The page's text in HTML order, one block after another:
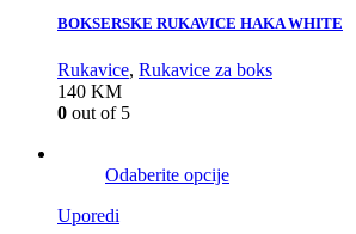
BOKSERSKE RUKAVICE HAKA WHITE
Rukavice, Rukavice za boks
140 KM
0 out of 5
Odaberite opcije
Uporedi